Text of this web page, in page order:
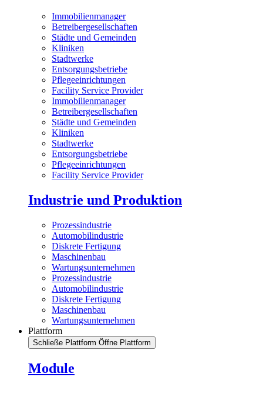
Immobilienmanager
Betreibergesellschaften
Städte und Gemeinden
Kliniken
Stadtwerke
Entsorgungsbetriebe
Pflegeeinrichtungen
Facility Service Provider
Immobilienmanager
Betreibergesellschaften
Städte und Gemeinden
Kliniken
Stadtwerke
Entsorgungsbetriebe
Pflegeeinrichtungen
Facility Service Provider
Industrie und Produktion
Prozessindustrie
Automobilindustrie
Diskrete Fertigung
Maschinenbau
Wartungsunternehmen
Prozessindustrie
Automobilindustrie
Diskrete Fertigung
Maschinenbau
Wartungsunternehmen
Plattform
Schließe Plattform Öffne Plattform
Module